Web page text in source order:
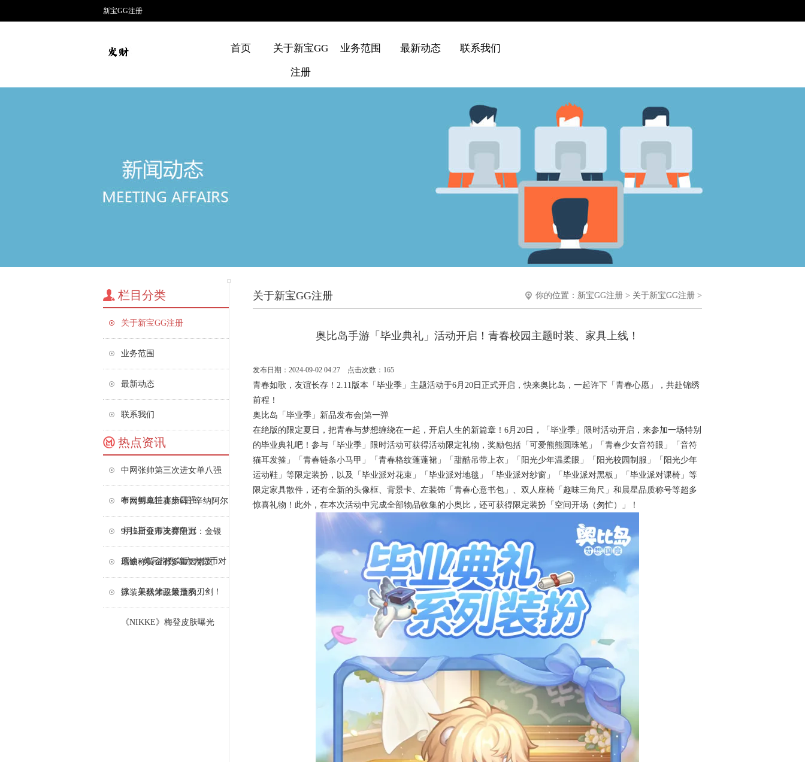
新宝GG注册
首页 关于新宝GG
注册
业务范围 最新动态 联系我们
栏目分类
关于新宝GG注册
业务范围
最新动态
联系我们
热点资讯
中网张帅第三次进女单八强
布云朝克特止步四强
中网男单正赛第6日 辛纳阿尔
卡拉斯会师决赛争冠
9月5日亚市支撑阻力：金银
原油+美元指数等六大货币对
瑞银称黄金有多重因素支
撑，美联储政策是双刃剑！
泳装果然才是最顶的！
《NIKKE》梅登皮肤曝光
你的位置： 新宝GG注册 > 关于新宝GG注册 >
关于新宝GG注册
奥比岛手游「毕业典礼」活动开启！青春校园主题时装、家具上线！
发布日期：2024-09-02 04:27 点击次数：165
青春如歌，友谊长存！2.11版本「毕业季」主题活动于6月20日正式开启，快来奥比岛，一起许下「青春心愿」，共赴锦绣
前程！
奥比岛「毕业季」新品发布会|第一弹
在绝版的限定夏日，把青春与梦想缠绕在一起，开启人生的新篇章！6月20日，「毕业季」限时活动开启，来参加一场特别
的毕业典礼吧！参与「毕业季」限时活动可获得活动限定礼物，奖励包括「可爱熊熊圆珠笔」「青春少女音符眼」「音符
猫耳发箍」「青春链条小马甲」「青春格纹蓬蓬裙」「甜酷吊带上衣」「阳光少年温柔眼」「阳光校园制服」「阳光少年
运动鞋」等限定装扮，以及「毕业派对花束」「毕业派对地毯」「毕业派对纱窗」「毕业派对黑板」「毕业派对课椅」等
限定家具散件，还有全新的头像框、背景卡、左装饰「青春心意书包」、双人座椅「趣味三角尺」和晨星品质称号等超多
惊喜礼物！此外，在本次活动中完成全部物品收集的小奥比，还可获得限定装扮「空间开场（匆忙）」！